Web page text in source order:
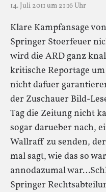
14. Juli 2011 um 21:16 Uhr
Klare Kampfansage
Springer Stoerfeuer
wird die ARD ganz
kritische Reportage
nicht dafuer
der Zuschauer Bild-
Tag die Zeitung nicht
sogar darueber nach,
Wallraff zu senden,
mal sagt, wie das so
annodazumal
Springer